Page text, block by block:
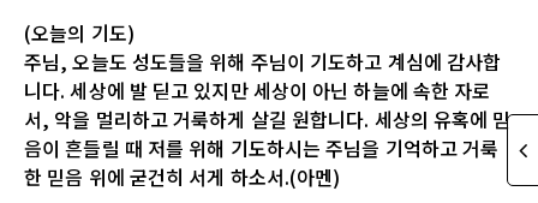
(오늘의 기도)
주님, 오늘도 성도들을 위해 주님이 기도하고 계심에 감사합
니다. 세상에 발 딛고 있지만 세상이 아닌 하늘에 속한 자로
서, 악을 멀리하고 거룩하게 살길 원합니다. 세상의 유혹에 믿
음이 흔들릴 때 저를 위해 기도하시는 주님을 기억하고 거룩
한 믿음 위에 굳건히 서게 하소서.(아멘)